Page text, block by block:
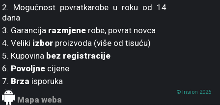
2. Mogućnost povratkarobe u roku od 14
dana
3. Garancija razmjene robe, povrat novca
4. Veliki izbor proizvoda (više od tisuću)
5. Kupovina bez registracije
6. Povoljne cijene
7. Brza isporuka
Mapa weba
© Insion 2026